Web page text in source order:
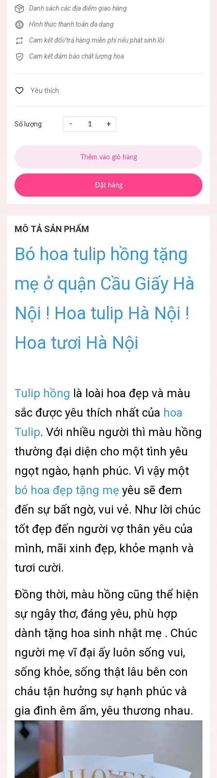
Danh sách các địa điểm giao hàng
Hình thức thanh toán đa dạng
Cam kết đổi/trả hàng miễn phí nếu phát sinh lỗi
Cam kết đảm bảo chất lượng hoa
Số lượng: - +
Thêm vào giỏ hàng
Đặt hàng
MÔ TẢ SẢN PHẨM
Bó hoa tulip hồng tặng
mẹ ở quận Cầu Giấy Hà
Nội ! Hoa tulip Hà Nội !
Hoa tươi Hà Nội
Tulip hồng là loài hoa đẹp và màu
sắc được yêu thích nhất của hoa
Tulip. Với nhiều người thì màu hồng
thường đại diện cho một tình yêu
ngọt ngào, hạnh phúc. Vì vậy một
bó hoa đẹp tặng mẹ yêu sẽ đem
đến sự bất ngờ, vui vẻ. Như lời chúc
tốt đẹp đến người vợ thân yêu của
mình, mãi xinh đẹp, khỏe mạnh và
tươi cười.
Đồng thời, màu hồng cũng thể hiện
sự ngây thơ, đáng yêu, phù hợp
dành tặng hoa sinh nhật mẹ . Chúc
người mẹ vĩ đại ấy luôn sống vui,
sống khỏe, sống thật lâu bên con
cháu tận hưởng sự hạnh phúc và
gia đình êm ấm, yêu thương nhau.